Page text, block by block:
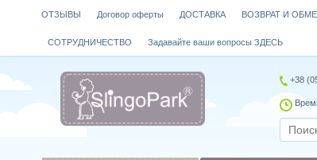
ОТЗЫВЫ Договор оферты ДОСТАВКА ВОЗВРАТ И
СОТРУДНИЧЕСТВО Задавайте ваши вопросы ЗДЕСЬ
+38